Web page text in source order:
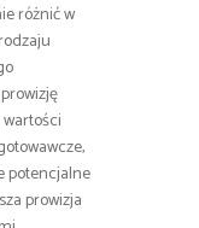
różnić w
potencjalne
prowizja